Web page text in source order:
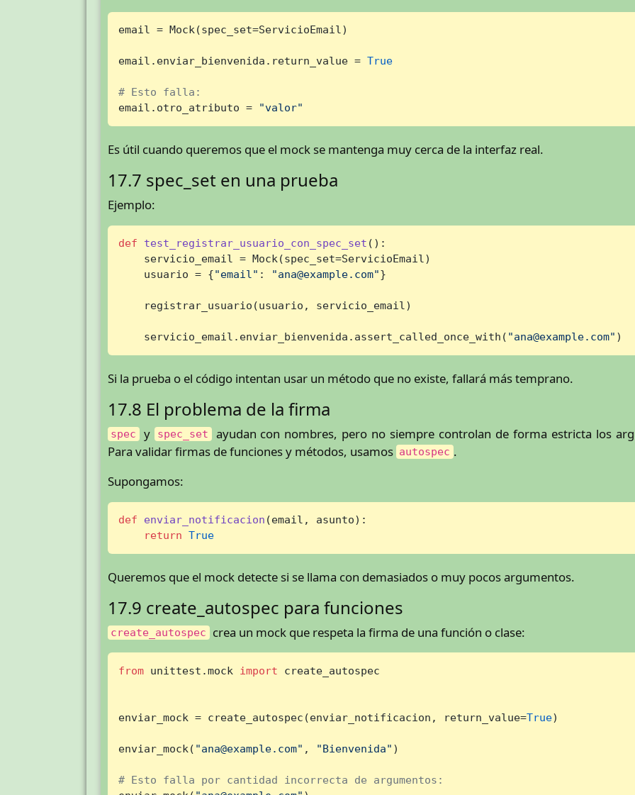
email = Mock(spec_set=ServicioEmail)
email.enviar_bienvenida.return_value = True
# Esto falla:
email.otro_atributo =
"valor"
Es útil cuando queremos que el mock se mantenga muy cerca de la interfaz real.
17.7 spec_set en una prueba
Ejemplo:
def test_registrar_usuario_con_spec_set ():
    servicio_email = Mock(spec_set=ServicioEmail)
    usuario = {
"email" : "ana@example.com"}
    registrar_usuario(usuario, servicio_email)
    servicio_email.enviar_bienvenida.assert_called_once_with(
"ana@example.com" )
Si la prueba o el código intentan usar un método que no existe, fallará más temprano.
17.8 El problema de la firma
spec y spec_set ayudan con nombres, pero no siempre controlan de forma estricta los
Para validar firmas de funciones y métodos, usamos autospec .
Supongamos:
def enviar_notificacion (email, asunto):
return True
Queremos que el mock detecte si se llama con demasiados o muy pocos argumentos.
17.9 create_autospec para funciones
create_autospec crea un mock que respeta la firma de una función o clase:
from unittest.mock import create_autospec
enviar_mock = create_autospec(enviar_notificacion, return_value=True)
enviar_mock( "ana@example.com" , "Bienvenida" )
# Esto falla por cantidad incorrecta de argumentos: